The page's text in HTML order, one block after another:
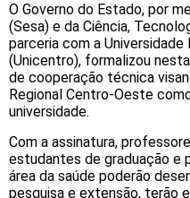
O Governo do Estado, por
(Sesa) e da Ciência,
parceria com a
(Unicentro), formalizou
de cooperação técnica
Regional Centro-Oeste
universidade.
Com a assinatura,
estudantes de graduação e
área da saúde poderão
pesquisa e extensão, terão